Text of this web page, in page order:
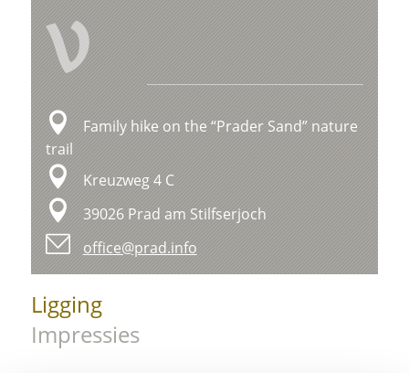
V
Family hike on the “Prader Sand” nature
trail
Kreuzweg 4 C
39026 Prad am Stilfserjoch
office@prad.info
Ligging
Impressies